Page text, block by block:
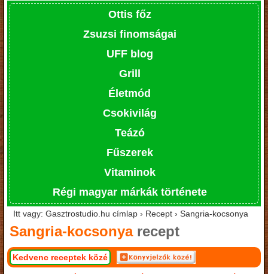
Ottis főz
Zsuzsi finomságai
UFF blog
Grill
Életmód
Csokivilág
Teázó
Fűszerek
Vitaminok
Régi magyar márkák története
Itt vagy: Gasztrostudio.hu címlap › Recept › Sangria-kocsonya
Sangria-kocsonyarecept
Kedvenc receptek közé